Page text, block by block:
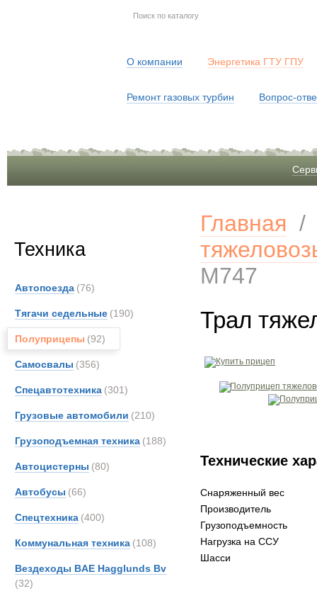
О компании Энергетика ГТУ ГПУ
Ремонт газовых турбин Вопрос-
Техника
Автопоезда (76)
Тягачи седельные (190)
Полуприцепы (92)
Самосвалы (356)
Спецавтотехника (301)
Грузовые автомобили (210)
Грузоподъемная техника (188)
Автоцистерны (80)
Автобусы (66)
Спецтехника (400)
Коммунальная техника (108)
Вездеходы BAE Hagglunds Bv
(32)
Главная
М747
Трал
Технические
Снаряженный вес
Производитель
Грузоподъемность
Нагрузка на ССУ
Шасси